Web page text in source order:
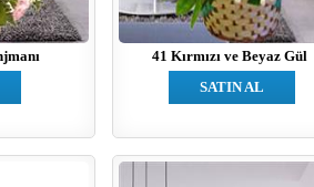
41 Kırmızı ve Beyaz Gül
SATIN AL